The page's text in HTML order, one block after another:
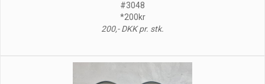
#3048
*200kr
200,- DKK pr. stk.